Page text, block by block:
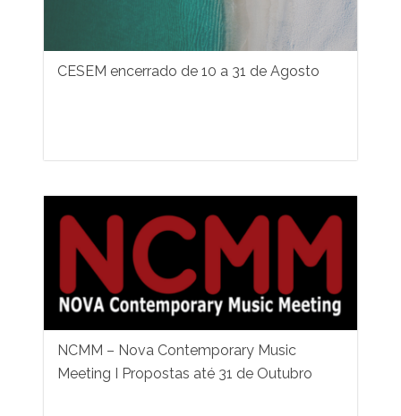
CESEM encerrado de 10 a 31 de Agosto
NCMM – Nova Contemporary Music
Meeting I Propostas até 31 de Outubro